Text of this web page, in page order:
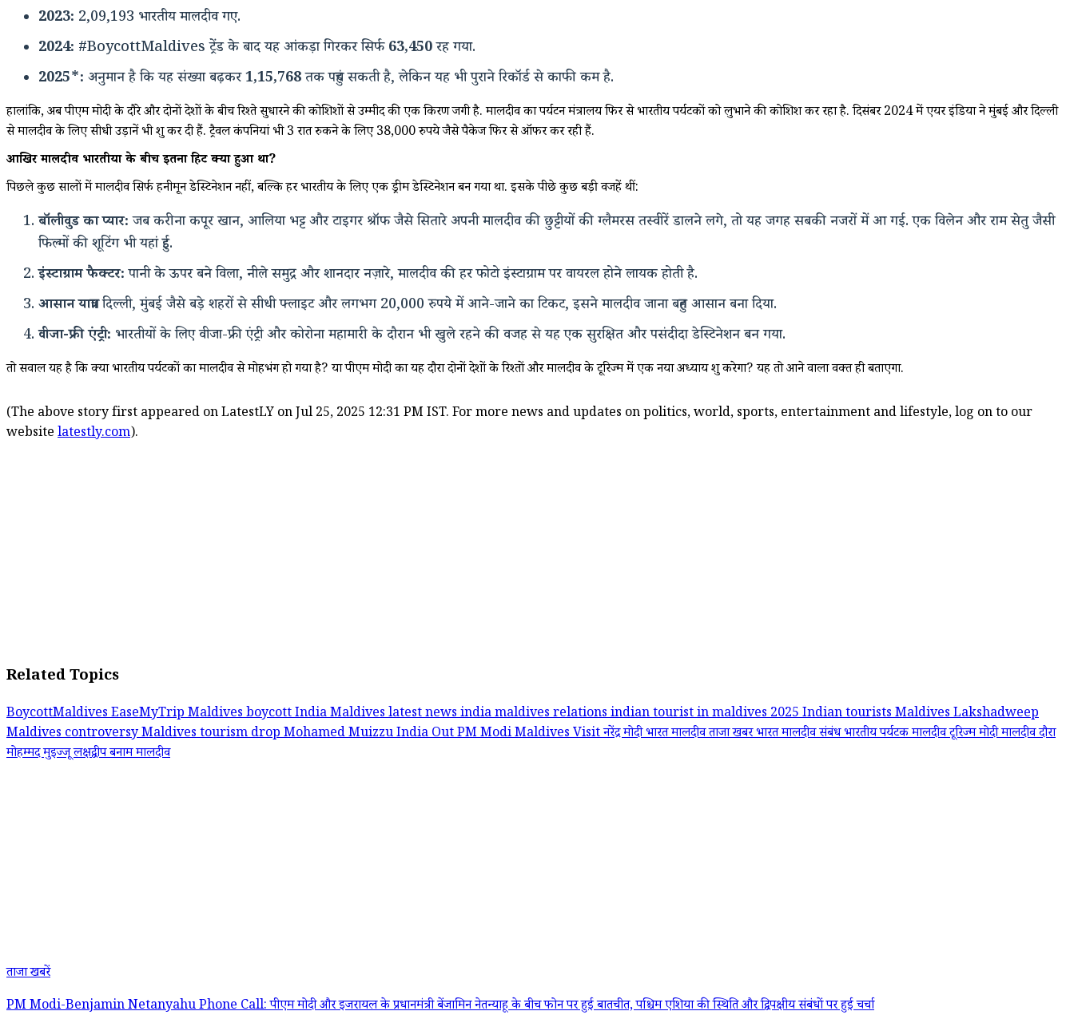
2023: 2,09,193 भारतीय मालदीव गए.
2024: #BoycottMaldives ट्रेंड के बाद यह आंकड़ा गिरकर सिर्फ63,450रह गया.
2025*: अनुमान है कि यह संख्या बढ़कर1,15,768तक पहुंच सकती है, लेकिन यह भी पुराने रिकॉर्ड से काफी कम है.
हालांकि, अब पीएम मोदी के दौरे और दोनों देशों के बीच रिश्ते सुधारने की कोशिशों से उम्मीद की एक किरण जगी है. मालदीव का पर्यटन मंत्रालय फिर से भारतीय पर्यटकों को लुभाने की कोशिश कर रहा है. दिसंबर 2024 में एयर इंडिया ने मुंबई और दिल्ली
से मालदीव के लिए सीधी उड़ानें भी शुरू कर दी हैं. ट्रैवल कंपनियां भी 3 रात रुकने के लिए 38,000 रुपये जैसे पैकेज फिर से ऑफर कर रही हैं.
आखिर मालदीव भारतीयों के बीच इतना हिट क्यों हुआ था?
पिछले कुछ सालों में मालदीव सिर्फ हनीमून डेस्टिनेशन नहीं, बल्कि हर भारतीय के लिए एक ड्रीम डेस्टिनेशन बन गया था. इसके पीछे कुछ बड़ी वजहें थीं:
बॉलीवुड का प्यार:जब करीना कपूर खान, आलिया भट्ट और टाइगर श्रॉफ जैसे सितारे अपनी मालदीव की छुट्टीयों की ग्लैमरस तस्वीरें डालने लगे, तो यह जगह सबकी नजरों में आ गई.एक विलेनऔरराम सेतुजैसी
फिल्मों की शूटिंग भी यहां हुई.
इंस्टाग्राम फैक्टर:पानी के ऊपर बने विला, नीले समुद्र और शानदार नज़ारे, मालदीव की हर फोटो इंस्टाग्राम पर वायरल होने लायक होती है.
आसान यात्रा:दिल्ली, मुंबई जैसे बड़े शहरों से सीधी फ्लाइट और लगभग 20,000 रुपये में आने-जाने का टिकट, इसने मालदीव जाना बहुत आसान बना दिया.
वीजा-फ्री एंट्री: भारतीयों के लिए वीजा-फ्री एंट्री और कोरोना महामारी के दौरान भी खुले रहने की वजह से यह एक सुरक्षित और पसंदीदा डेस्टिनेशन बन गया.
तो सवाल यह है कि क्या भारतीय पर्यटकों का मालदीव से मोहभंग हो गया है? या पीएम मोदी का यह दौरा दोनों देशों के रिश्तों और मालदीव के टूरिज्म में एक नया अध्याय शुरू करेगा? यह तो आने वाला वक्त ही बताएगा.
(The above story first appeared on LatestLY on Jul 25, 2025 12:31 PM IST. For more news and updates on politics, world, sports, entertainment and lifestyle, log on to our
website latestly.com).
Related Topics
BoycottMaldivesEaseMyTrip Maldives boycottIndia Maldives latest newsindia maldives relationsindian tourist in maldives 2025Indian tourists MaldivesLakshadweep
Maldives controversyMaldives tourism dropMohamed Muizzu India OutPM Modi Maldives Visitनरेंद्र मोदीभारत मालदीव ताजा खबरभारत मालदीव संबंधभारतीय पर्यटकमालदीव टूरिज्ममोदी मालदीव दौरा
मोहम्मद मुइज्जूलक्षद्वीप बनाम मालदीव
ताजा खबरें
PM Modi-Benjamin Netanyahu Phone Call: पीएम मोदी और इजरायल के प्रधानमंत्री बेंजामिन नेतन्याहू के बीच फोन पर हुई बातचीत, पश्चिम एशिया की स्थिति और द्विपक्षीय संबंधों पर हुई चर्चा